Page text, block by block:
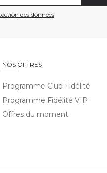
des données
NOS OFFRES
Programme Club Fidélité
Programme Fidélité VIP
Offres du moment